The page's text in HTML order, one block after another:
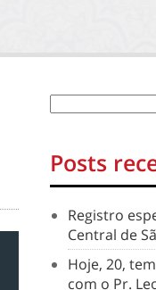
Posts
Registro
Central de
Hoje, 20,
com o Pr.